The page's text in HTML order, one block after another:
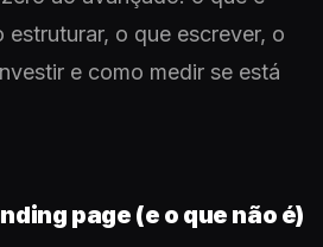
o que escrever, o
e como medir se está
page (e o que não é)